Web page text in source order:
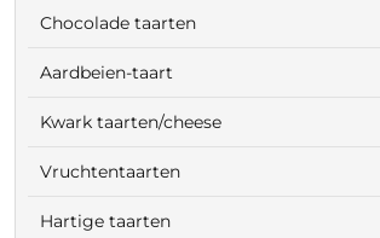
Chocolade taarten
Aardbeien-taart
Kwark taarten/cheese
Vruchtentaarten
Hartige taarten